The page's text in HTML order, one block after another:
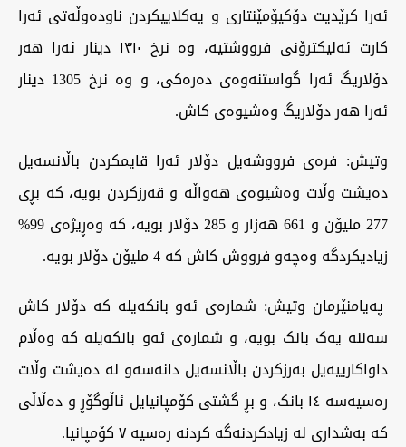
ئەرا کرێدیت دۆکیۆمێنتاری و یەکلاییکردن ناودەوڵەتی ئەرا
کارت ئەلیکترۆنی فرووشتیە، وە نرخ ١٣١٠ دینار ئەرا هەر
دۆلاریگ ئەرا گواستنەوەی دەرەکی، و وە نرخ 1305 دینار
ئەرا هەر دۆلاریگ وەشیوەی کاش.
وتیش: فرەی فرووشەیل دۆلار ئەرا قایمکردن باڵانسەیل
دەیشت وڵات وەشیوەی هەواڵە و قەرزکردن بویە، کە بڕی
277 ملیۆن و 661 هەزار و 285 دۆلار بویە، کە وەڕیژەی 99%
زیادیکردگە وەچەو فرووش کاش کە 4 ملیۆن دۆلار بویە.
پەیامنێرمان وتیش: شمارەی ئەو بانکەیلە کە دۆلار کاش
سەننە یەک بانک بویە، و شمارەی ئەو بانکەیلە کە وەڵام
داواکارییەیل بەرزکردن باڵانسەیل دانەسەو لە دەیشت وڵات
رەسیەسە ١٤ بانک، و بڕ گشتی کۆمپانیایل ئاڵوگۆڕ و دەڵاڵی
کە بەشداری لە زیادکردنەگە کردنە رەسیە ٧ کۆمپانیا.